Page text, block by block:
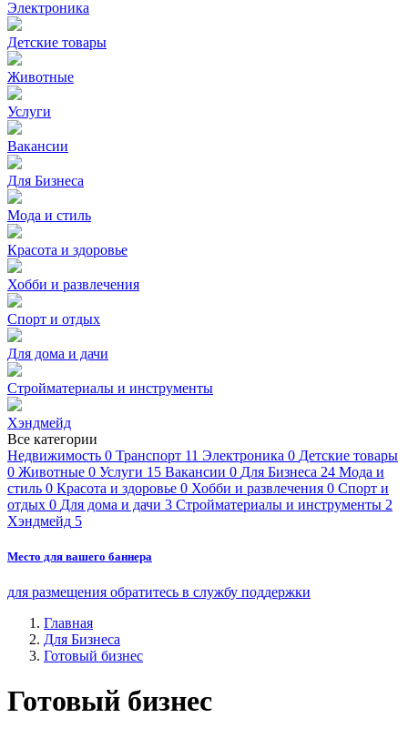
Электроника
Детские товары
Животные
Услуги
Вакансии
Для Бизнеса
Мода и стиль
Красота и здоровье
Хобби и развлечения
Спорт и отдых
Для дома и дачи
Стройматериалы и инструменты
Хэндмейд
Все категории
Недвижимость 0 Транспорт 11 Электроника 0 Детские товары
0 Животные 0 Услуги 15 Вакансии 0 Для Бизнеса 24 Мода и
стиль 0 Красота и здоровье 0 Хобби и развлечения 0 Спорт и
отдых 0 Для дома и дачи 3 Стройматериалы и инструменты 2
Хэндмейд 5
Место для вашего баннера
для размещения обратитесь в службу поддержки
Главная
Для Бизнеса
Готовый бизнес
Готовый бизнес